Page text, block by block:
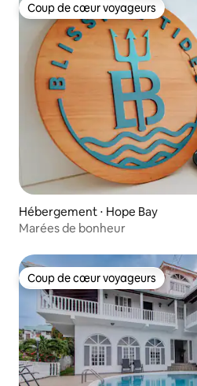
Coup de cœur voyageurs
Coup de cœur voyageurs
Hébergement ⋅ Hope Bay
Marées de bonheur
Coup de cœur voyageurs
Coup de cœur voyageurs